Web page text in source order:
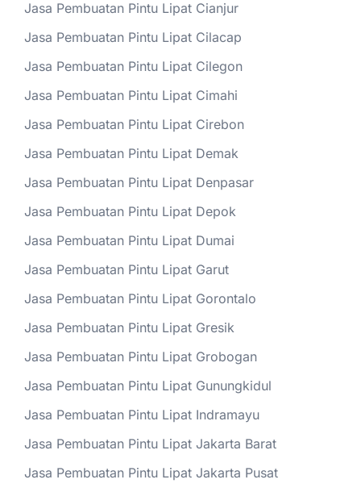
Jasa Pembuatan Pintu Lipat Cianjur
Jasa Pembuatan Pintu Lipat Cilacap
Jasa Pembuatan Pintu Lipat Cilegon
Jasa Pembuatan Pintu Lipat Cimahi
Jasa Pembuatan Pintu Lipat Cirebon
Jasa Pembuatan Pintu Lipat Demak
Jasa Pembuatan Pintu Lipat Denpasar
Jasa Pembuatan Pintu Lipat Depok
Jasa Pembuatan Pintu Lipat Dumai
Jasa Pembuatan Pintu Lipat Garut
Jasa Pembuatan Pintu Lipat Gorontalo
Jasa Pembuatan Pintu Lipat Gresik
Jasa Pembuatan Pintu Lipat Grobogan
Jasa Pembuatan Pintu Lipat Gunungkidul
Jasa Pembuatan Pintu Lipat Indramayu
Jasa Pembuatan Pintu Lipat Jakarta Barat
Jasa Pembuatan Pintu Lipat Jakarta Pusat